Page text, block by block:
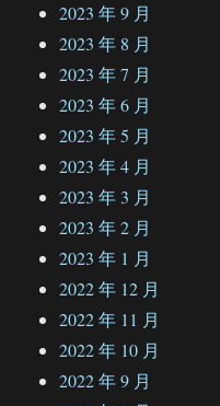
2023 年 9 月
2023 年 8 月
2023 年 7 月
2023 年 6 月
2023 年 5 月
2023 年 4 月
2023 年 3 月
2023 年 2 月
2023 年 1 月
2022 年 12 月
2022 年 11 月
2022 年 10 月
2022 年 9 月